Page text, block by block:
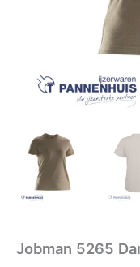
Jobman 5265